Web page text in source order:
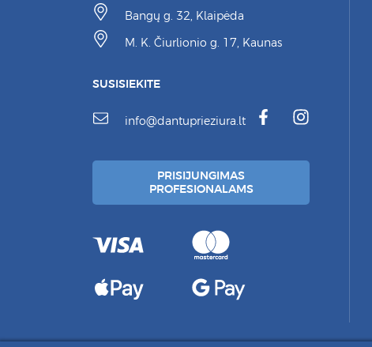
Bangų g. 32, Klaipėda
M. K. Čiurlionio g. 17, Kaunas
SUSISIEKITE
info@dantuprieziura.lt
PRISIJUNGIMAS
PROFESIONALAMS